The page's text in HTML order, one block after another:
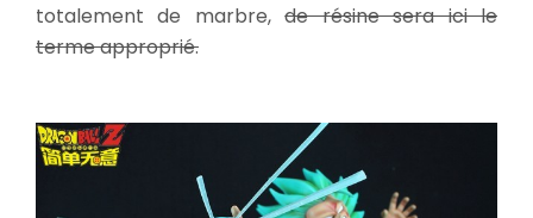
totalement de marbre,de résine sera ici le
terme approprié.